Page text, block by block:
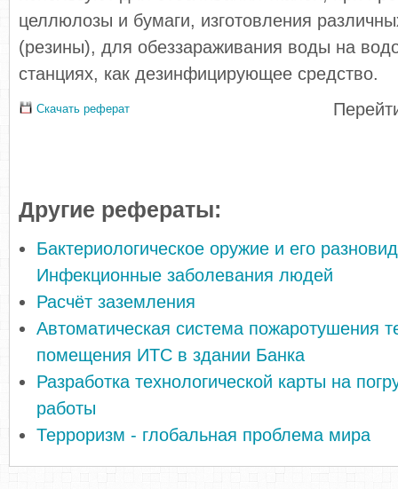
целлюлозы и бумаги, изготовления
(резины), для обеззараживания воды на
станциях, как дезинфицирующее средство.
Скачать реферат
Другие рефераты:
Бактериологическое оружие и его
Инфекционные заболевания людей
Расчёт заземления
Автоматическая система пожаротушения
помещения ИТС в здании Банка
Разработка технологической карты на
работы
Терроризм - глобальная проблема мира